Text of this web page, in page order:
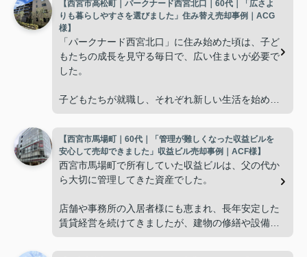
【西宮市高松町｜パークナード西宮北口｜60代｜「広さよ
りも暮らしやすさを選びました」住み替え売却事例｜ACG
様】
「パークナード西宮北口」に住み始めた頃は、子ど
もたちの成長を見守る毎日で、広い住まいが必要で
した。
子どもたちが就職し、それぞれ新しい生活を始める
使わない部屋が増え、
「今の私たちには少し広すぎるね。」
掃除や管理の負担も考え、夫婦二人にちょうど良い
【西宮市馬場町｜60代｜「管理が難しくなった収益ビルを
安心して売却できました」収益ビル売却事例｜ACF様】
西宮市馬場町で所有していた収益ビルは、父の代か
ら大切に管理してきた資産でした。
店舗や事務所の入居者様にも恵まれ、長年安定した
賃貸経営を続けてきましたが、建物の修繕や設備更